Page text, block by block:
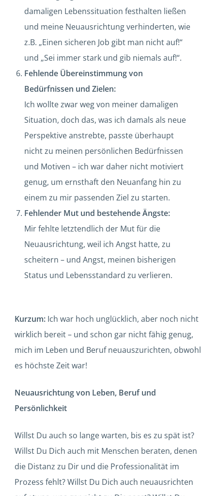
damaligen Lebenssituation festhalten ließen
und meine Neuausrichtung verhinderten, wie
z.B. „Einen sicheren Job gibt man nicht auf!“
und „Sei immer stark und gib niemals auf!“.
Fehlende Übereinstimmung von
Bedürfnissen und Zielen:
Ich wollte zwar weg von meiner damaligen
Situation, doch das, was ich damals als neue
Perspektive anstrebte, passte überhaupt
nicht zu meinen persönlichen Bedürfnissen
und Motiven – ich war daher nicht motiviert
genug, um ernsthaft den Neuanfang hin zu
einem zu mir passenden Ziel zu starten.
Fehlender Mut und bestehende Ängste:
Mir fehlte letztendlich der Mut für die
Neuausrichtung, weil ich Angst hatte, zu
scheitern – und Angst, meinen bisherigen
Status und Lebensstandard zu verlieren.
Kurzum: Ich war hoch unglücklich, aber noch nicht
wirklich bereit – und schon gar nicht fähig genug,
mich im Leben und Beruf neuauszurichten, obwohl
es höchste Zeit war!
Neuausrichtung von Leben, Beruf und
Persönlichkeit
Willst Du auch so lange warten, bis es zu spät ist?
Willst Du Dich auch mit Menschen beraten, denen
die Distanz zu Dir und die Professionalität im
Prozess fehlt? Willst Du Dich auch neuausrichten